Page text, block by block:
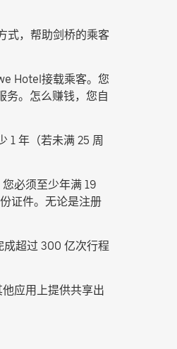
式，帮助剑桥的乘客
Hotel接载乘客。您
务。怎么赚钱，您自
1 年（若未满 25 周
必须至少年满 19
证件。无论是注册
成超过 300 亿次行程
应用上提供共享出